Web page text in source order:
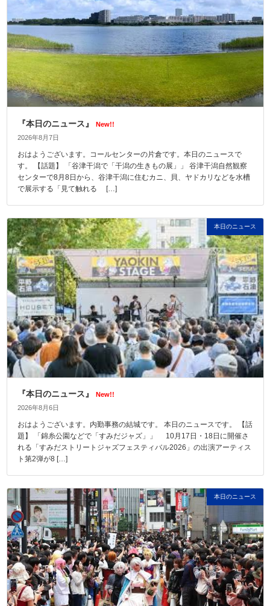
『本日のニュース』
New!!
2026年8月7日
おはようございます。コールセンターの片倉です。本日のニュースで
す。 【話題】 「谷津干潟で「干潟の生きもの展」」 谷津干潟自然観察
センターで8月8日から、谷津干潟に住むカニ、貝、ヤドカリなどを水槽
で展示する「見て触れる […]
本日のニュース
『本日のニュース』
New!!
2026年8月6日
おはようございます。内勤事務の結城です。 本日のニュースです。 【話
題】 「錦糸公園などで「すみだジャズ」」 10月17日・18日に開催さ
れる「すみだストリートジャズフェスティバル2026」の出演アーティス
ト第2弾が8 […]
本日のニュース